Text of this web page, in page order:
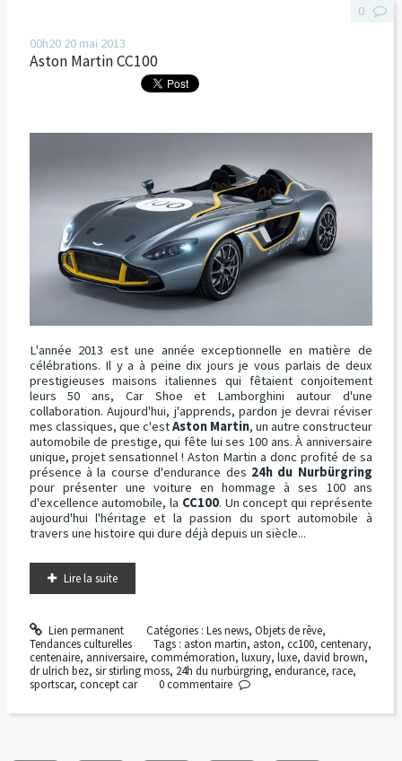
00h20 20 mai 2013
Aston Martin CC100
L'année 2013 est une année exceptionnelle en matière de
célébrations. Il y a à peine dix jours je vous parlais de deux
prestigieuses maisons italiennes qui fêtaient conjoitement
leurs 50 ans, Car Shoe et Lamborghini autour d'une
collaboration. Aujourd'hui, j'apprends, pardon je devrai réviser
mes classiques, que c'estAston Martin, un autre constructeur
automobile de prestige, qui fête lui ses 100 ans. À anniversaire
unique, projet sensationnel ! Aston Martin a donc profité de sa
présence à la course d'endurance des 24h du Nurbürgring
pour présenter une voiture en hommage à ses 100 ans
d'excellence automobile, la CC100. Un concept qui représente
aujourd'hui l'héritage et la passion du sport automobile à
travers une histoire qui dure déjà depuis un siècle...
Lire la suite
Lien permanent Catégories : Les news, Objets de rêve,
Tendances culturelles
Tags : aston martin, aston,cc100,centenary,
centenaire, anniversaire, commémoration, luxury, luxe, david brown,
dr ulrich bez, sir stirling moss, 24h du nurbürgring, endurance, race,
sportscar, concept car
0
0commentaire